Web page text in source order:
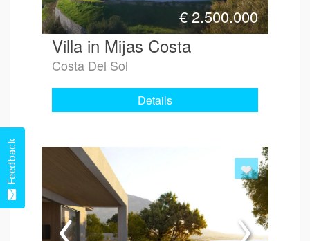
€2.500.000
Villa in Mijas Costa
Costa Del Sol
Details
Feedback